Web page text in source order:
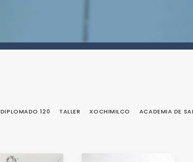
DIPLOMADO 120 TALLER XOCHIMILCO ACADEMIA DE